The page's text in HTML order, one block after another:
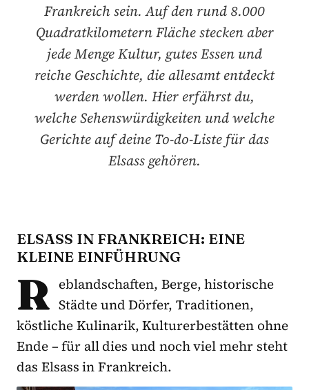
Frankreich sein. Auf den rund 8.000
Quadratkilometern Fläche stecken aber
jede Menge Kultur, gutes Essen und
reiche Geschichte, die allesamt entdeckt
werden wollen. Hier erfährst du,
welche Sehenswürdigkeiten und welche
Gerichte auf deine To-do-Liste für das
Elsass gehören.
ELSASS IN FRANKREICH: EINE
KLEINE EINFÜHRUNG
R eblandschaften, Berge, historische
Städte und Dörfer, Traditionen,
köstliche Kulinarik, Kulturerbestätten ohne
Ende – für all dies und noch viel mehr steht
das Elsass in Frankreich.